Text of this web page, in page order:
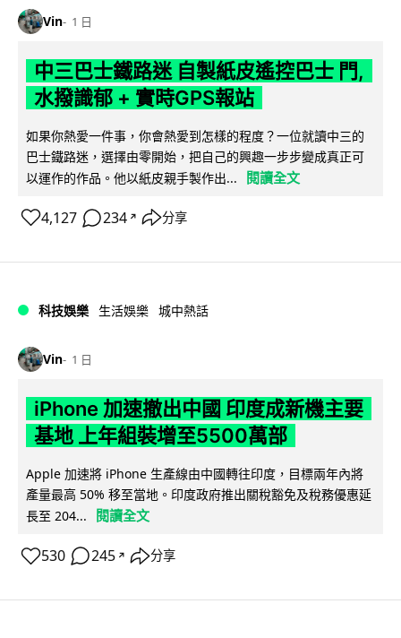
Vin 1 日
中三巴士鐵路迷 自製紙皮遙控巴士 門,
水撥識郁 + 實時GPS報站
如果你熱愛一件事，你會熱愛到怎樣的程度？一位就讀中三的
巴士鐵路迷，選擇由零開始，把自己的興趣一步步變成真正可
以運作的作品。他以紙皮親手製作出...
閱讀全文
4,127 234 ↗ 分享
科技娛樂 生活娛樂 城中熱話
Vin 1 日
iPhone 加速撤出中國 印度成新機主要
基地 上年組裝增至5500萬部
Apple 加速將 iPhone 生產線由中國轉往印度，目標兩年內將
產量最高 50% 移至當地。印度政府推出關稅豁免及稅務優惠延
長至 204...
閱讀全文
530 245 ↗ 分享